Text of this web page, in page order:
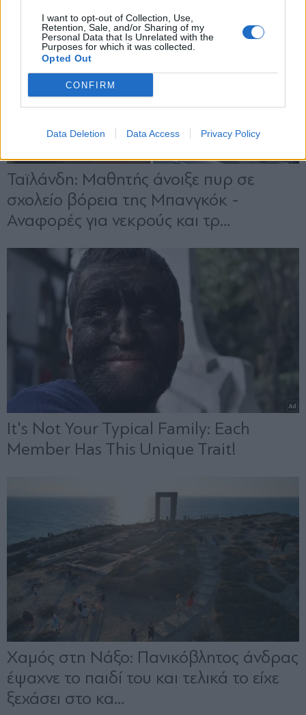
I want to opt-out of Collection, Use,
Retention, Sale, and/or Sharing of my
Personal Data that Is Unrelated with the
Purposes for which it was collected.
Opted Out
CONFIRM
Data Deletion Data Access Privacy Policy
X